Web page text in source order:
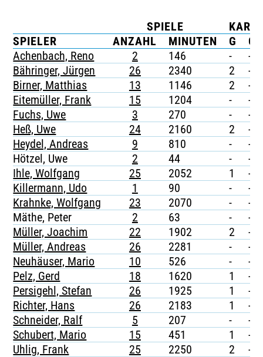
TICKETING
SPIELE
SPIELER
ANZAHL MINUTEN G
G/
Achenbach, Reno
2 146 -
-
Bähringer, Jürgen
26 2340 2
-
Birner, Matthias
13 1146 2
-
Eitemüller, Frank
15 1204 -
-
Fuchs, Uwe
3 270 -
-
Heß, Uwe
24 2160 2
-
Heydel, Andreas
9 810 -
-
Hötzel, Uwe
2 44 -
-
Ihle, Wolfgang
25 2052 1
-
Killermann, Udo
1 90 -
-
Krahnke, Wolfgang
23 2070 -
-
Mäthe, Peter
2 63 -
-
Müller, Joachim
22 1902 2
-
Müller, Andreas
26 2281 -
-
Neuhäuser, Mario
10 526 -
-
Pelz, Gerd
18 1620 1
-
Persigehl, Stefan
26 1925 1
-
Richter, Hans
26 2183 1
-
Schneider, Ralf
5 207 -
-
Schubert, Mario
15 451 1
-
Uhlig, Frank
25 2250 2 -